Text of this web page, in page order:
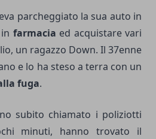
parcheggiato la sua auto in
farmacia ed acquistare vari
un ragazzo Down. Il 37enne
e lo ha steso a terra con un
fuga.
subito chiamato i poliziotti
minuti, hanno trovato il